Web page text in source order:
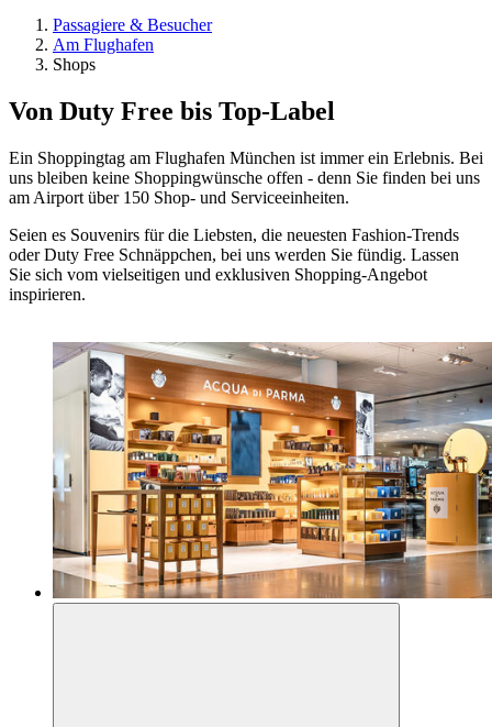
Passagiere & Besucher
Am Flughafen
Shops
Von Duty Free bis Top-Label
Ein Shoppingtag am Flughafen München ist immer ein Erlebnis. Bei
uns bleiben keine Shoppingwünsche offen - denn Sie finden bei uns
am Airport über 150 Shop- und Serviceeinheiten.
Seien es Souvenirs für die Liebsten, die neuesten Fashion-Trends
oder Duty Free Schnäppchen, bei uns werden Sie fündig. Lassen
Sie sich vom vielseitigen und exklusiven Shopping-Angebot
inspirieren.